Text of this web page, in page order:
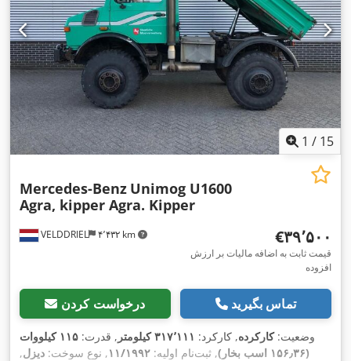
1 / 15
VELDDRIEL ۴٬۴۳۲ km
Mercedes-Benz Unimog U1600
Agra, kipper Agra. Kipper
‎€۳۹٬۵۰۰
قیمت ثابت به اضافه مالیات بر ارزش
افزوده
درخواست کردن تماس بگیرید
وضعیت:کارکرده, کارکرد: ۳۱۷٬۱۱۱ کیلومتر , قدرت:
۱۱۵ کیلووات
(۱۵۶٫۳۶ اسب بخار)
, ثبت‌نام اولیه: ۱۱/۱۹۹۲, نوع سوخت: دیزل,